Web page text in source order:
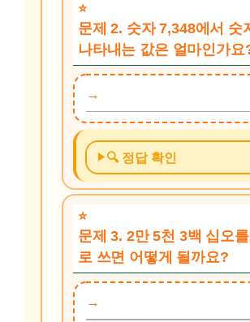
문제 2. 숫자 7,348에서 숫
나타내는 값은 얼마인가요
🔍 정답 확인
문제 3. 2만 5천 3백 십오
로 쓰면 어떻게 될까요?